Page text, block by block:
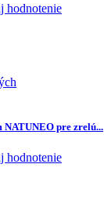
hodnotenie
NATUNEO pre zrelú...
hodnotenie